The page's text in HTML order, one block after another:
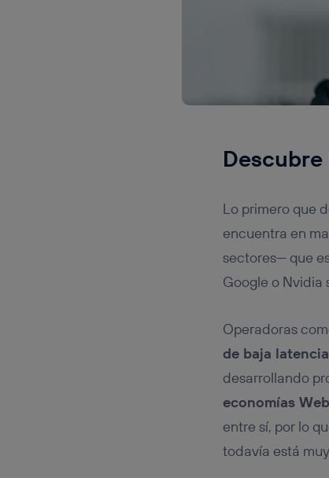
Lo primero que
encuentra en
sectores— que
Google o Nvidia
Operadoras
de baja
desarrollando
economías
entre sí, por lo
todavía está